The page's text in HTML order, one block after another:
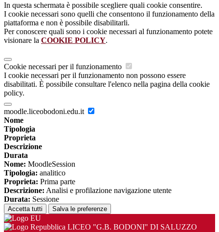
In questa schermata è possibile scegliere quali cookie consentire.
I cookie necessari sono quelli che consentono il funzionamento della
piattaforma e non è possibile disabilitarli.
Per conoscere quali sono i cookie necessari al funzionamento potete
visionare la COOKIE POLICY.
Cookie necessari per il funzionamento
I cookie necessari per il funzionamento non possono essere
disabilitati. È possibile consultare l'elenco nella pagina della cookie
policy.
moodle.liceobodoni.edu.it
Nome
Tipologia
Proprieta
Descrizione
Durata
Nome: MoodleSession
Tipologia: analitico
Proprieta: Prima parte
Descrizione: Analisi e profilazione navigazione utente
Durata: Sessione
Accetta tutti Salva le preferenze
LICEO "G.B. BODONI" DI SALUZZO